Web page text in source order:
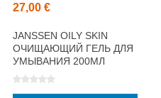
27,00 €
JANSSEN OILY SKIN
ОЧИЩАЮЩИЙ ГЕЛЬ ДЛЯ
УМЫВАНИЯ 200МЛ